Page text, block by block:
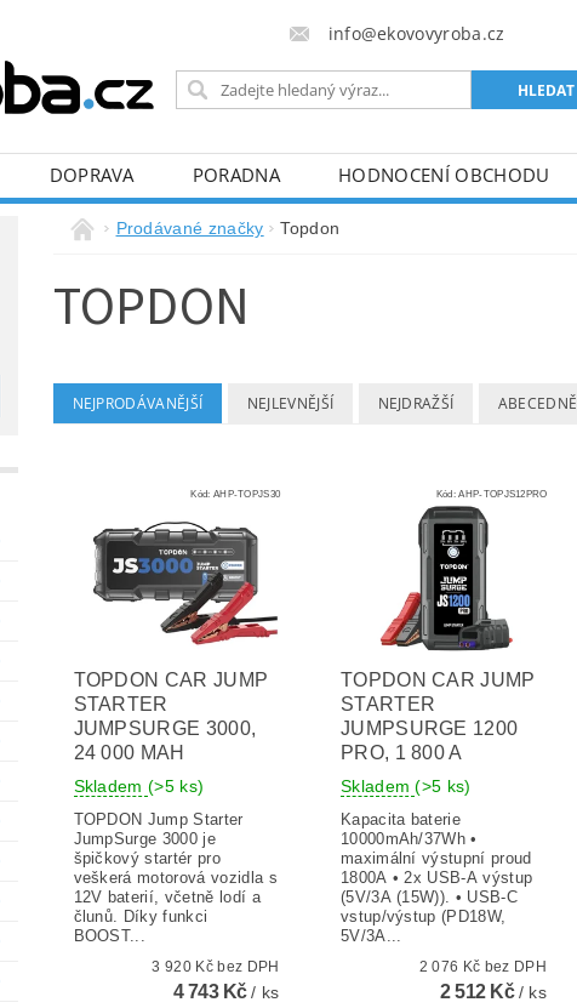
info@ekovovyroba.cz
DOPRAVA PORADNA HODNOCENÍ OBCHODU
Prodávané značky Topdon
TOPDON
NEJPRODÁVANĚJŠÍ NEJLEVNĚJŠÍ NEJDRAŽŠÍ ABECEDNĚ
Kód: AHP-TOPJS30
TOPDON CAR JUMP
STARTER
JUMPSURGE 3000,
24 000 MAH
Skladem(>5 ks)
TOPDON Jump Starter
JumpSurge 3000 je
špičkový startér pro
veškerá motorová vozidla s
12V baterií, včetně lodí a
člunů. Díky funkci
BOOST...
3 920 Kč bez DPH
4 743 Kč/ ks
Kód:AHP-TOPJS12PRO
TOPDON CAR JUMP
STARTER
JUMPSURGE 1200
PRO, 1 800 A
Skladem(>5 ks)
Kapacita baterie
10000mAh/37Wh •
maximální výstupní proud
1800A • 2x USB-A výstup
(5V/3A (15W)). • USB-C
vstup/výstup (PD18W,
5V/3A...
2 076 Kč bez DPH
2 512 Kč/ ks